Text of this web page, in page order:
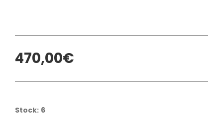
470,00€
Stock: 6